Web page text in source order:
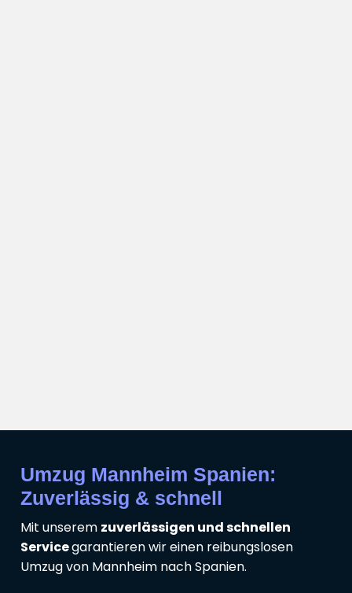
Umzug Mannheim Spanien:
Zuverlässig & schnell
Mit unserem zuverlässigen und schnellen
Servicegarantieren wir einen reibungslosen
Umzug von Mannheim nach Spanien.